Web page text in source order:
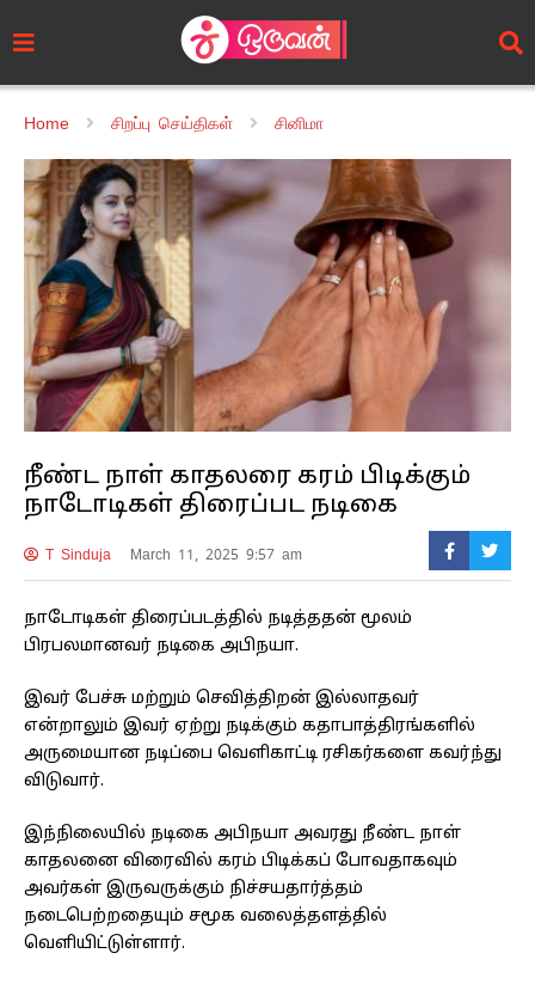
Home சிறப்பு செய்திகள் சினிமா
நீண்ட நாள் காதலரை கரம் பிடிக்கும்
நாடோடிகள் திரைப்பட நடிகை
T Sinduja March 11, 2025 9:57 am
நாடோடிகள் திரைப்படத்தில் நடித்ததன் மூலம்
பிரபலமானவர் நடிகை அபிநயா.
இவர் பேச்சு மற்றும் செவித்திறன் இல்லாதவர்
என்றாலும் இவர் ஏற்று நடிக்கும் கதாபாத்திரங்களில்
அருமையான நடிப்பை வெளிகாட்டி ரசிகர்களை கவர்ந்து
விடுவார்.
இந்நிலையில் நடிகை அபிநயா அவரது நீண்ட நாள்
காதலனை விரைவில் கரம் பிடிக்கப் போவதாகவும்
அவர்கள் இருவருக்கும் நிச்சயதார்த்தம்
நடைபெற்றதையும் சமூக வலைத்தளத்தில்
வெளியிட்டுள்ளார்.